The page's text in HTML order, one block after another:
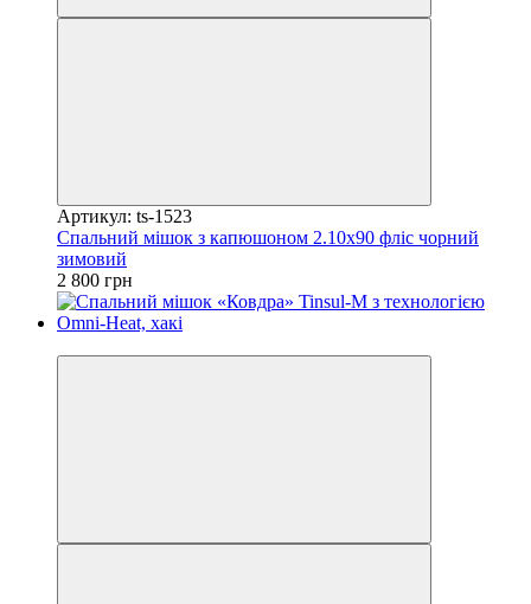
Артикул: ts-1523
Спальний мішок з капюшоном 2.10х90 фліс чорний
зимовий
2 800 грн